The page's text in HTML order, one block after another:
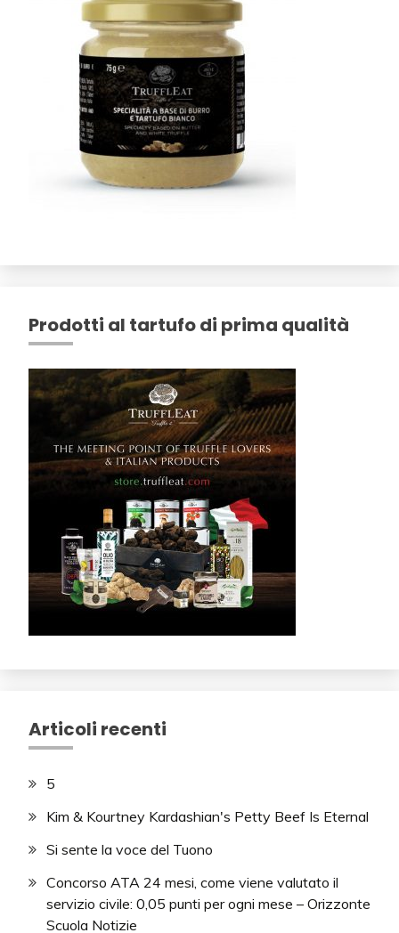
Prodotti al tartufo di prima qualità
Articoli recenti
5
Kim & Kourtney Kardashian's Petty Beef Is Eternal
Si sente la voce del Tuono
Concorso ATA 24 mesi, come viene valutato il
servizio civile: 0,05 punti per ogni mese – Orizzonte
Scuola Notizie